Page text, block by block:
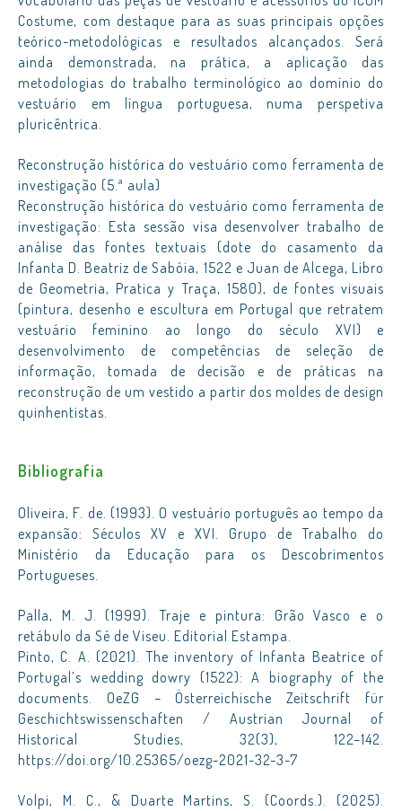
Costume, com destaque para as suas principais opções
teórico-metodológicas e resultados alcançados. Será
ainda demonstrada, na prática, a aplicação das
metodologias do trabalho terminológico ao domínio do
vestuário em língua portuguesa, numa perspetiva
pluricêntrica.
Reconstrução histórica do vestuário como ferramenta de
investigação (5.ª aula)
Reconstrução histórica do vestuário como ferramenta de
investigação: Esta sessão visa desenvolver trabalho de
análise das fontes textuais (dote do casamento da
Infanta D. Beatriz de Sabóia, 1522 e Juan de Alcega, Libro
de Geometria, Pratica y Traça, 1580), de fontes visuais
(pintura, desenho e escultura em Portugal que retratem
vestuário feminino ao longo do século XVI) e
desenvolvimento de competências de seleção de
informação, tomada de decisão e de práticas na
reconstrução de um vestido a partir dos moldes de design
quinhentistas.
Bibliografia
Oliveira, F. de. (1993). O vestuário português ao tempo da
expansão: Séculos XV e XVI. Grupo de Trabalho do
Ministério da Educação para os Descobrimentos
Portugueses.
Palla, M. J. (1999). Traje e pintura: Grão Vasco e o
retábulo da Sé de Viseu. Editorial Estampa.
Pinto, C. A. (2021). The inventory of Infanta Beatrice of
Portugal’s wedding dowry (1522): A biography of the
documents. OeZG – Österreichische Zeitschrift für
Geschichtswissenschaften / Austrian Journal of
Historical Studies, 32(3), 122–142.
https://doi.org/10.25365/oezg-2021-32-3-7
Volpi, M. C., & Duarte Martins, S. (Coords.). (2025).